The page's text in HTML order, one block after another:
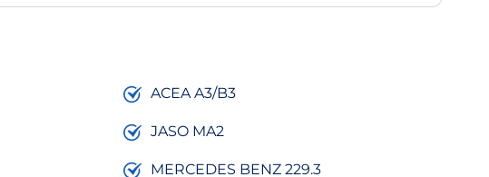
ACEA A3/B3
JASO MA2
MERCEDES BENZ 229.3